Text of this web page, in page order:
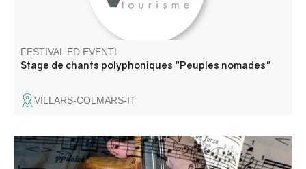
FESTIVAL ED EVENTI
Stage de chants polyphoniques "Peuples nomades"
VILLARS-COLMARS-IT
Concerti di musica classica e jazz.